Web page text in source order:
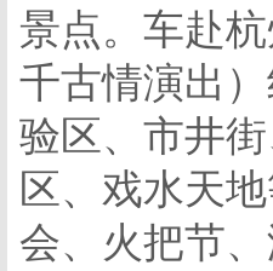
景点。车赴
千古情演出
验区、市井
区、戏水天
会、火把节